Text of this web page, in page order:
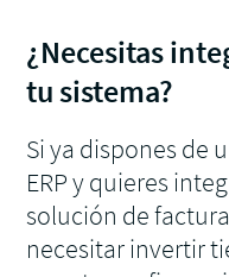
¿Necesitas
tu sistema?
Si ya dispones de
ERP y quieres
solución de
necesitar invertir